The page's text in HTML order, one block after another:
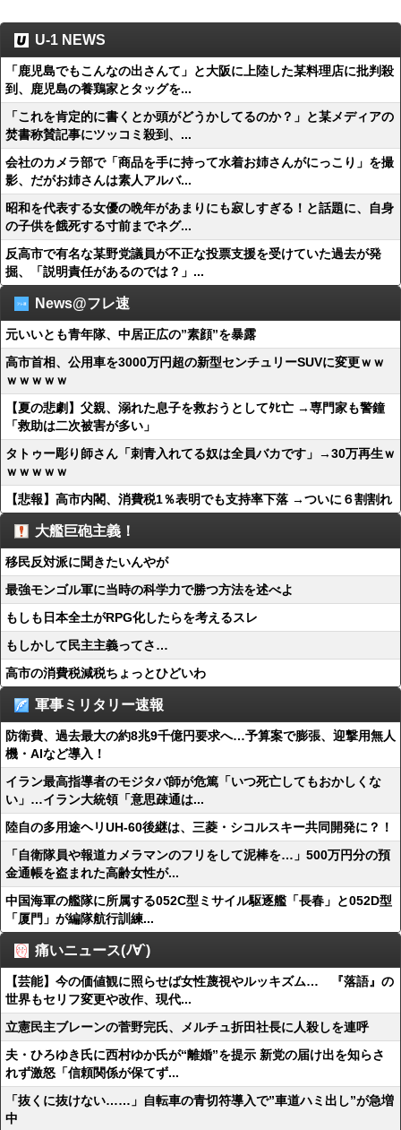
U-1 NEWS
「鹿児島でもこんなの出さんて」と大阪に上陸した某料理店に批判殺
到、鹿児島の養鶏家とタッグを...
「これを肯定的に書くとか頭がどうかしてるのか？」と某メディアの
焚書称賛記事にツッコミ殺到、...
会社のカメラ部で「商品を手に持って水着お姉さんがにっこり」を撮
影、だがお姉さんは素人アルバ...
昭和を代表する女優の晩年があまりにも寂しすぎる！と話題に、自身
の子供を餓死する寸前までネグ...
反高市で有名な某野党議員が不正な投票支援を受けていた過去が発
掘、「説明責任があるのでは？」...
News@フレ速
元いいとも青年隊、中居正広の”素顔”を暴露
高市首相、公用車を3000万円超の新型センチュリーSUVに変更ｗｗ
ｗｗｗｗｗ
【夏の悲劇】父親、溺れた息子を救おうとしてﾀﾋ亡 →専門家も警鐘
「救助は二次被害が多い」
タトゥー彫り師さん「刺青入れてる奴は全員バカです」→30万再生ｗ
ｗｗｗｗｗ
【悲報】高市内閣、消費税1％表明でも支持率下落 →ついに６割割れ
大艦巨砲主義！
移民反対派に聞きたいんやが
最強モンゴル軍に当時の科学力で勝つ方法を述べよ
もしも日本全土がRPG化したらを考えるスレ
もしかして民主主義ってさ…
高市の消費税減税ちょっとひどいわ
軍事ミリタリー速報
防衛費、過去最大の約8兆9千億円要求へ…予算案で膨張、迎撃用無人
機・AIなど導入！
イラン最高指導者のモジタバ師が危篤「いつ死亡してもおかしくな
い」…イラン大統領「意思疎通は...
陸自の多用途ヘリUH-60後継は、三菱・シコルスキー共同開発に？！
「自衛隊員や報道カメラマンのフリをして泥棒を…」500万円分の預
金通帳を盗まれた高齢女性が...
中国海軍の艦隊に所属する052C型ミサイル駆逐艦「長春」と052D型
「厦門」が編隊航行訓練...
痛いニュース(ﾉ∀`)
【芸能】今の価値観に照らせば女性蔑視やルッキズム… 『落語』の
世界もセリフ変更や改作、現代...
立憲民主ブレーンの菅野完氏、メルチュ折田社長に人殺しを連呼
夫・ひろゆき氏に西村ゆか氏が“離婚”を提示 新党の届け出を知らさ
れず激怒「信頼関係が保てず...
「抜くに抜けない……」自転車の青切符導入で”車道ハミ出し”が急増
中